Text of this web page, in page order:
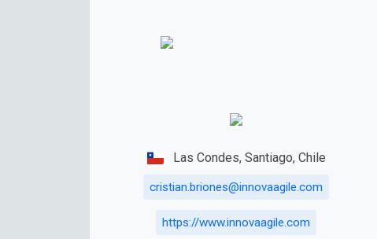
Las Condes, Santiago, Chile
cristian.briones@innovaagile.com
https://www.innovaagile.com